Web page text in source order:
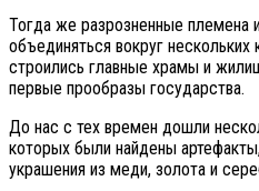
Тогда же разрозненные племена
объединяться вокруг
строились главные храмы и
первые прообразы государства.
До нас с тех времен дошли
которых были найдены
украшения из меди, золота и